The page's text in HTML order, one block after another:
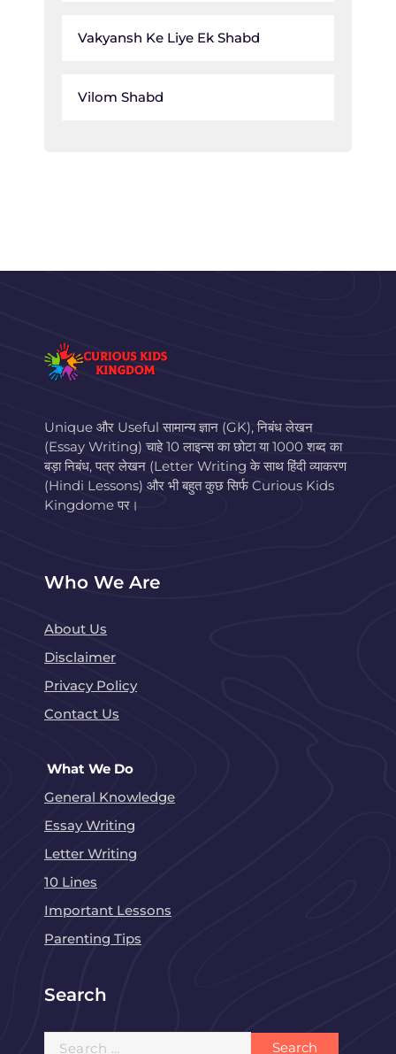
Vakyansh Ke Liye Ek Shabd
Vilom Shabd
Unique और Useful सामान्य ज्ञान (GK), निबंध लेखन
(Essay Writing) चाहे 10 लाइन्स का छोटा या 1000 शब्द का
बड़ा निबंध, पत्र लेखन (Letter Writing के साथ हिंदी व्याकरण
(Hindi Lessons) और भी बहुत कुछ सिर्फ Curious Kids
Kingdome पर।
Who We Are
About Us
Disclaimer
Privacy Policy
Contact Us
What We Do
General Knowledge
Essay Writing
Letter Writing
10 Lines
Important Lessons
Parenting Tips
Search
Search